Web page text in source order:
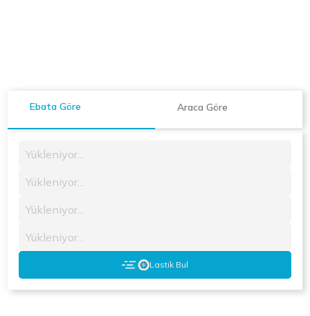
Ebata Göre Araca Göre
Yükleniyor...
Yükleniyor...
Yükleniyor...
Yükleniyor...
Lastik Bul